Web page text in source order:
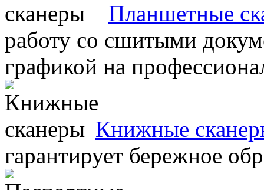
Планшетные
работу со сшитыми
графикой на
Книжные
гарантирует бережное